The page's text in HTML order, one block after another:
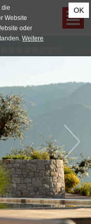
die
Website
oder
Weitere
OK